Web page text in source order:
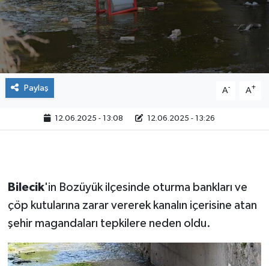
Paylaş A- A+
12.06.2025 - 13:08 12.06.2025 - 13:26
Bilecik'in Bozüyük ilçesinde oturma bankları ve
çöp kutularına zarar vererek kanalın içerisine atan
şehir magandaları tepkilere neden oldu.